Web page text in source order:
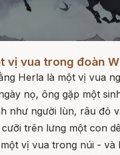
vị vua trong đoàn
Herla là một vị vua
nọ, ông gặp một
như người lùn, râu đỏ
trên lưng một con
vị vua trong núi - và